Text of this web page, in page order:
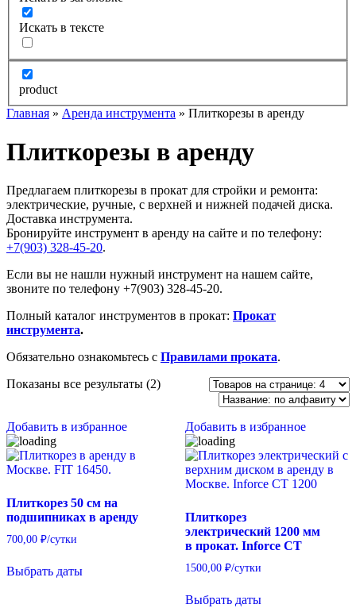
Искать в тексте
product
Главная » Аренда инструмента » Плиткорезы в аренду
Плиткорезы в аренду
Предлагаем плиткорезы в прокат для стройки и ремонта:
электрические, ручные, с верхней и нижней подачей диска.
Доставка инструмента.
Бронируйте инструмент в аренду на сайте и по телефону:
+7(903) 328-45-20.
Если вы не нашли нужный инструмент на нашем сайте,
звоните по телефону +7(903) 328-45-20.
Полный каталог инструментов в прокат: Прокат
инструмента.
Обязательно ознакомьтесь с Правилами проката.
Показаны все результаты (2)
Добавить в избранное
Плиткорез 50 см на
подшипниках в аренду
700,00 ₽/сутки
Выбрать даты
Добавить в избранное
Плиткорез
электрический 1200 мм
в прокат. Inforce CT
1500,00 ₽/сутки
Выбрать даты